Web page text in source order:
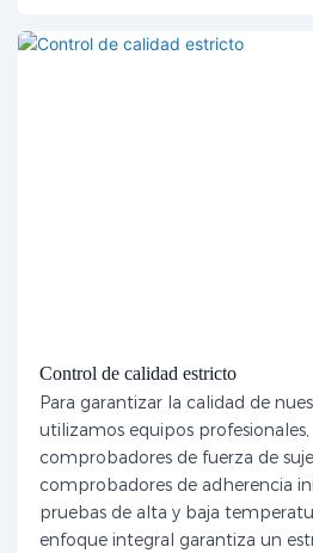
Control de calidad estricto
Para garantizar la calidad de
utilizamos equipos
comprobadores de fuerza de
comprobadores de adherencia
pruebas de alta y baja
enfoque integral garantiza un